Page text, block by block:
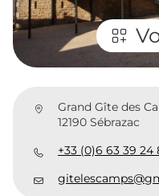
Grand Gîte des
12190 Sébrazac
+33 (0)6 63 39 24